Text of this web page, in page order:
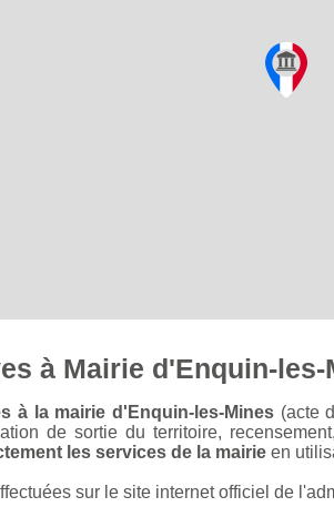
à Mairie d'Enquin-les-
à la mairie d'Enquin-les-Mines(acte
de sortie du territoire,
les services de la mairie en
sur le site internet officiel de